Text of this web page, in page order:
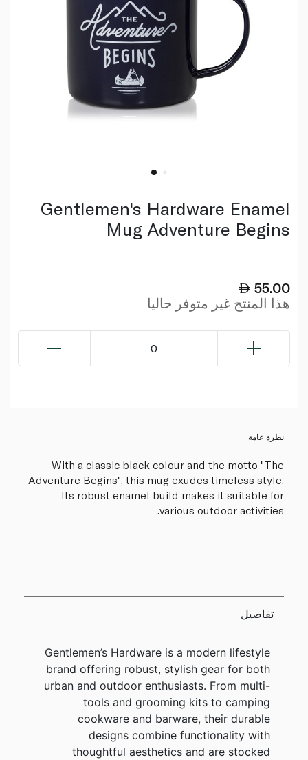
Gentlemen's Hardware Enamel
Mug Adventure Begins
55.00
هذا المنتج غير متوفر حاليا
0
نظرة عامة
With a classic black colour and the motto "The
Adventure Begins", this mug exudes timeless style.
Its robust enamel build makes it suitable for
various outdoor activities.
تفاصيل
Gentlemen’s Hardware is a modern lifestyle
brand offering robust, stylish gear for both
urban and outdoor enthusiasts. From multi-
tools and grooming kits to camping
cookware and barware, their durable
designs combine functionality with
thoughtful aesthetics and are stocked